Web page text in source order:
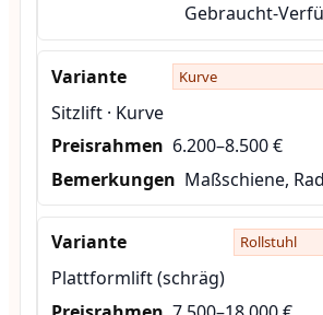
Gebraucht-
Kurve
Sitzlift · Kurve
6.200–8.500 €
Maßschiene,
Rollstuhl
Plattformlift (schräg)